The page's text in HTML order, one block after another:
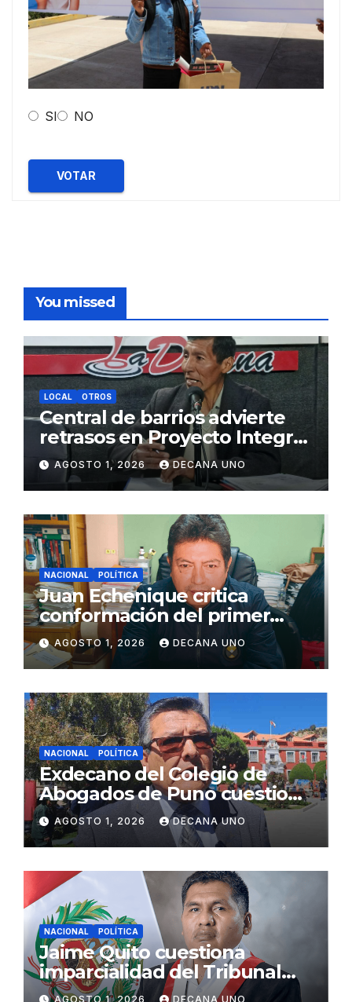
SI NO
VOTAR
You missed
LOCAL OTROS
Central de barrios advierte
retrasos en Proyecto Integral
de Agua y Alcantarillado para
Juliaca
AGOSTO 1, 2026 DECANA UNO
NACIONAL POLÍTICA
Juan Echenique critica
conformación del primer
gabinete ministerial de Keiko
Fujimori
AGOSTO 1, 2026 DECANA UNO
NACIONAL POLÍTICA
Exdecano del Colegio de
Abogados de Puno cuestiona
propuestas sobre seguridad
ciudadana
AGOSTO 1, 2026 DECANA UNO
NACIONAL POLÍTICA
Jaime Quito cuestiona
imparcialidad del Tribunal
Constitucional tras liberación
AGOSTO 1, 2026 DECANA UNO